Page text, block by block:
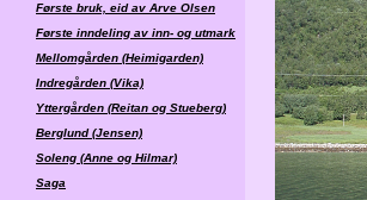
Første bruk, eid av Arve Olsen
Første inndeling av inn- og utmark
Mellomgården (Heimigarden)
Indregården (Vika)
Yttergården (Reitan og Stueberg)
Berglund (Jensen)
Soleng (Anne og Hilmar)
Saga